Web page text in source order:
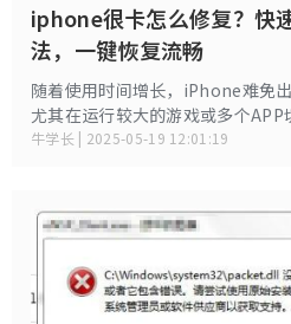
iphone很卡怎么修复？快
法，一键恢复流畅
随着使用时间增长，iPhone难免
尤其在运行较大的游戏或多个
这不仅影响日常使用体验，甚至有
牛学长 | 2025-05-19 12:01:19